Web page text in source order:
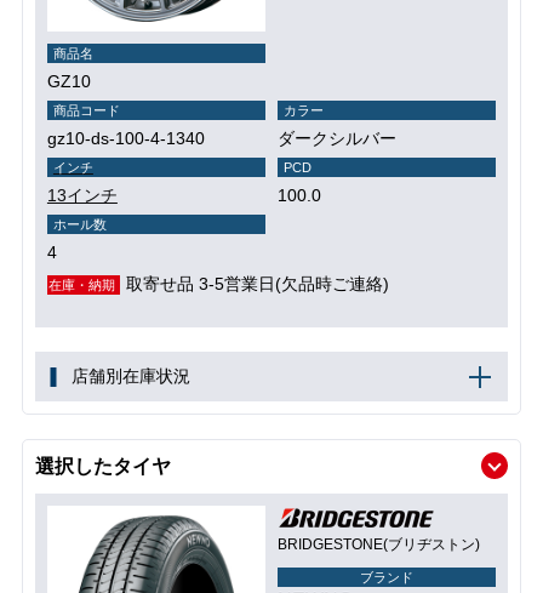
商品名
GZ10
商品コード
gz10-ds-100-4-1340
カラー
ダークシルバー
インチ
13インチ
PCD
100.0
ホール数
4
在庫・納期 取寄せ品 3-5営業日(欠品時ご連絡)
店舗別在庫状況
選択したタイヤ
BRIDGESTONE(ブリヂストン)
ブランド